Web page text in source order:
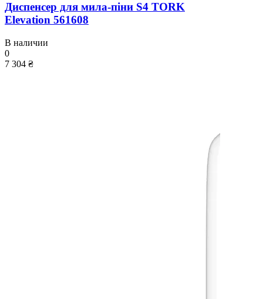
Диспенсер для мила-піни S4 TORK
Elevation 561608
В наличии
0
7 304 ₴